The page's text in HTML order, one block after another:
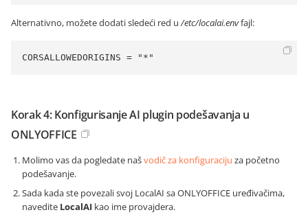
Alternativno, možete dodati sledeći red u/etc/localai.envfajl:
CORSALLOWEDORIGINS = "*"
Korak 4: Konfigurisanje AI plugin podešavanja u
ONLYOFFICE
Molimo vas da pogledate našvodič za konfiguraciju za početno
podešavanje.
Sada kada ste povezali svoj LocalAI sa ONLYOFFICE uređivačima,
navedite LocalAI kao ime provajdera.